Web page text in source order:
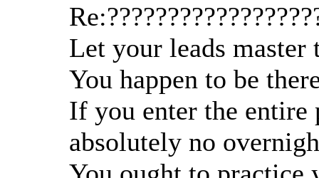
Let your leads
You happen to be
If you enter the
absolutely no